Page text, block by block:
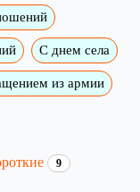
С днем села
из армии
9